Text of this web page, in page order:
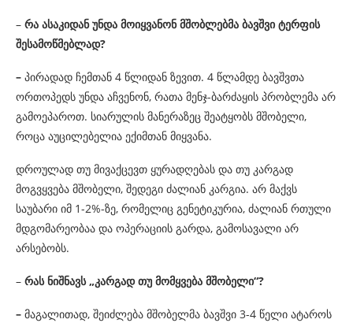
– რა ასაკიდან უნდა მოიყვანონ მშობლებმა ბავშვი ტერფის
შესამოწმებლად?
– პირადად ჩემთან 4 წლიდან ზევით. 4 წლამდე ბავშვთა
ორთოპედს უნდა აჩვენონ, რათა მენჯ-ბარძაყის პრობლემა არ
გამოეპაროთ. სიარულის მანერაზეც შეატყობს მშობელი,
როცა აუცილებელია ექიმთან მიყვანა.
დროულად თუ მივაქცევთ ყურადღებას და თუ კარგად
მოგვყვება მშობელი, შედეგი ძალიან კარგია. არ მაქვს
საუბარი იმ 1-2%-ზე, რომელიც გენეტიკურია, ძალიან რთული
მდგომარეობაა და ოპერაციის გარდა, გამოსავალი არ
არსებობს.
– რას ნიშნავს „კარგად თუ მომყვება მშობელი“?
– მაგალითად, შეიძლება მშობელმა ბავშვი 3-4 წელი ატაროს